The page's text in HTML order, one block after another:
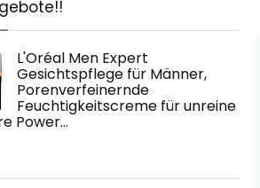
L'Oréal Men Expert
Gesichtspflege für Männer,
Porenverfeinernde
Feuchtigkeitscreme für unreine
Power…